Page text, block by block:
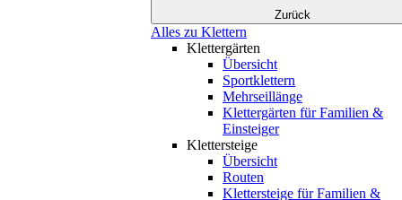
Zurück
Alles zu Klettern
Klettergärten
Übersicht
Sportklettern
Mehrseillänge
Klettergärten für Familien &
Einsteiger
Klettersteige
Übersicht
Routen
Klettersteige für Familien &